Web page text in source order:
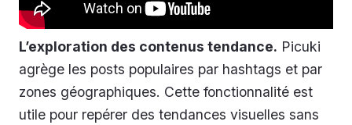
L’exploration des contenus tendance. Picuki
agrège les posts populaires par hashtags et par
zones géographiques. Cette fonctionnalité est
utile pour repérer des tendances visuelles sans